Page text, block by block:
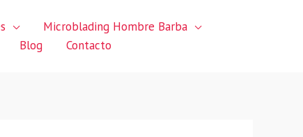
Microblading Hombre Barba
Blog Contacto